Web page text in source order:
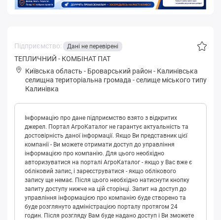
Підприємство: Дані не перевірені
ТЕПЛИЧНИЙ - КОМБІНАТ ПАТ
Київська область - Броварський район - Кaлинівськa
селищна територіальна громада -селище міського типу
Калинівка
Інформацію про дане підприємство взято з відкритих
джерел. Портал АгроКаталог не гарантує актуальність та
достовірність даної інформації. Якщо Ви представник цієї
компанії - Ви можете отримати доступ до управління
інформацією про компанію. Для цього необхідно
авторизуватися на порталі АгроКаталог - якщо у Вас вже є
обліковий запис, і зареєструватися - якщо облікового
запису ще немає. Після цього необхідно натиснути кнопку
запиту доступу нижче на цій сторінці. Запит на доступ до
управління інформацією про компанію буде створено та
буде розглянуто адміністрацією порталу протягом 24
годин. Після розгляду Вам буде надано доступ і Ви зможете